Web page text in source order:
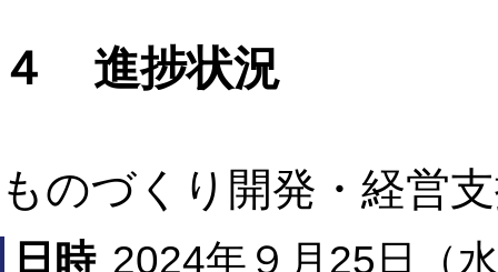
４ 進捗状況
ものづくり開発・経営
日時 2024年９月25日（